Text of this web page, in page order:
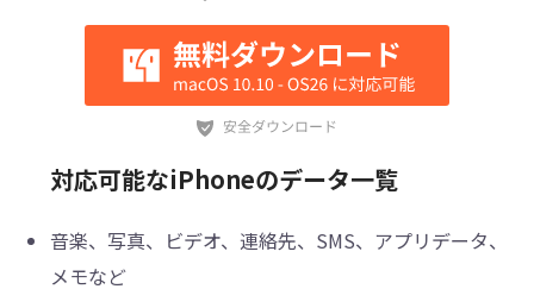
対応可能なiPhoneのデータ一覧
音楽、写真、ビデオ、連絡先、SMS、アプリデータ、
メモなど